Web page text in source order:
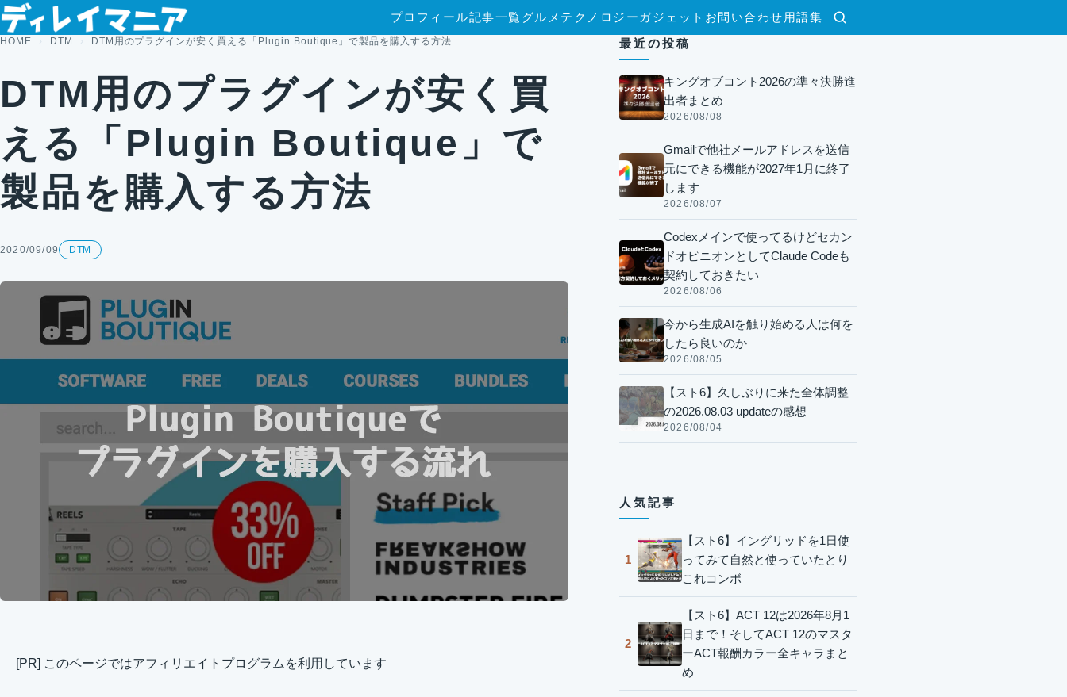
コンテンツへスキップ
検索
プロフィール記事一覧グルメ テクノロジー ガジェット お問い合わせ 用語集
HOME DTM DTM用のプラグインが安く買える「Plugin Boutique」で製品を購入する方法
DTM用のプラグインが安く買
える「Plugin Boutique」で
製品を購入する方法
2020/09/09 DTM
[PR] このページではアフィリエイトプログラムを利用しています
最近の投稿
キングオブコント2026の準々決勝進
出者まとめ
2026/08/08
Gmailで他社メールアドレスを送信
元にできる機能が2027年1月に終了
します
2026/08/07
Codexメインで使ってるけどセカン
ドオピニオンとしてClaude Codeも
契約しておきたい
2026/08/06
今から生成AIを触り始める人は何を
したら良いのか
2026/08/05
【スト6】久しぶりに来た全体調整
の2026.08.03 updateの感想
2026/08/04
人気記事
1
【スト6】イングリッドを1日使
ってみて自然と使っていたとり
これコンボ
2
【スト6】ACT 12は2026年8月1
日まで！そしてACT 12のマスタ
ーACT報酬カラー全キャラまと
め